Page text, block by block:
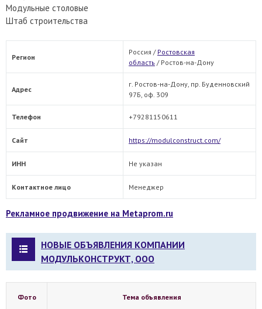
Модульные столовые
Штаб строительства
Регион
Россия / Ростовская
область / Ростов-на-Дону
Адрес
г. Ростов-на-Дону, пр. Буденновский
97Б, оф. 309
Телефон +79281150611
Сайт https://modulconstruct.com/
ИНН Не указан
Контактное лицо Менеджер
Рекламное продвижение на Metaprom.ru
НОВЫЕ ОБЪЯВЛЕНИЯ КОМПАНИИ
МОДУЛЬКОНСТРУКТ, ООО
Фото Тема объявления